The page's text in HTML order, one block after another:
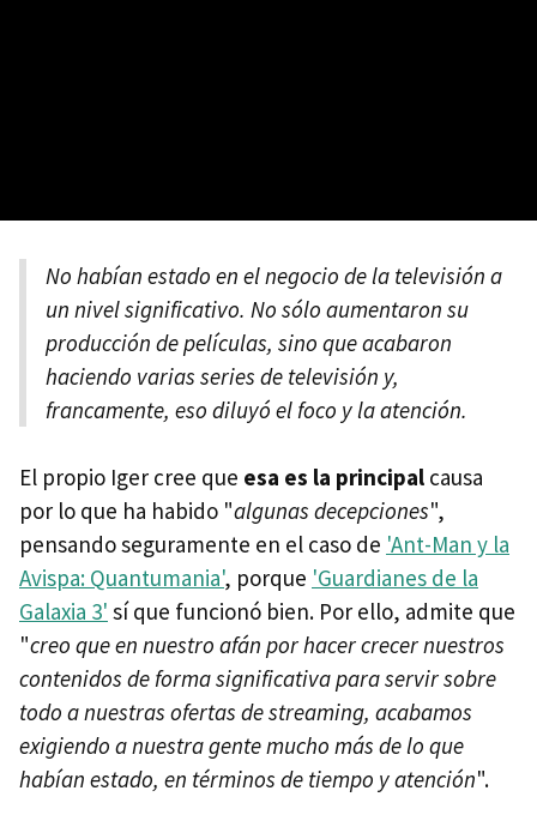
No habían estado en el negocio de la televisión a
un nivel significativo. No sólo aumentaron su
producción de películas, sino que acabaron
haciendo varias series de televisión y,
francamente, eso diluyó el foco y la atención.
El propio Iger cree que esa es la principal causa
por lo que ha habido "algunas decepciones",
pensando seguramente en el caso de 'Ant-Man y la
Avispa: Quantumania', porque 'Guardianes de la
Galaxia 3' sí que funcionó bien. Por ello, admite que
"creo que en nuestro afán por hacer crecer nuestros
contenidos de forma significativa para servir sobre
todo a nuestras ofertas de streaming, acabamos
exigiendo a nuestra gente mucho más de lo que
habían estado, en términos de tiempo y atención".